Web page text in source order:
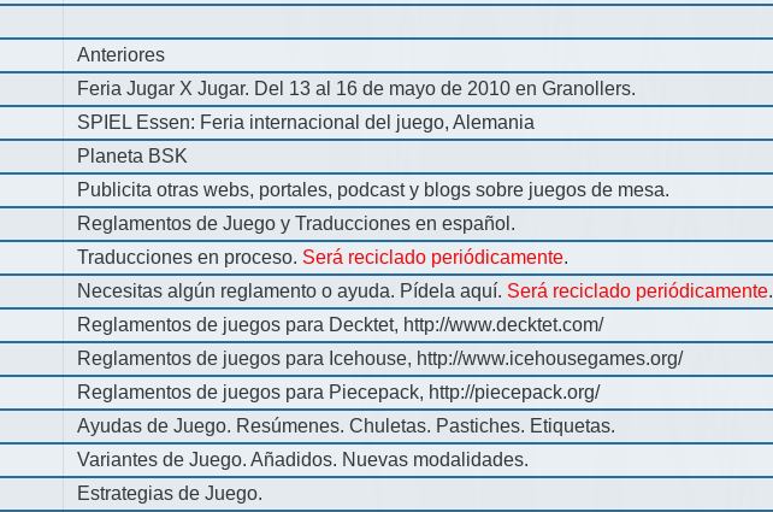
Anteriores
Feria Jugar X Jugar. Del 13 al 16 de mayo de 2010 en Granollers.
SPIEL Essen: Feria internacional del juego, Alemania
Planeta BSK
Publicita otras webs, portales, podcast y blogs sobre juegos de mesa.
Reglamentos de Juego y Traducciones en español.
Traducciones en proceso. Será reciclado periódicamente.
Necesitas algún reglamento o ayuda. Pídela aquí. Será reciclado periódicamente.
Reglamentos de juegos para Decktet, http://www.decktet.com/
Reglamentos de juegos para Icehouse, http://www.icehousegames.org/
Reglamentos de juegos para Piecepack, http://piecepack.org/
Ayudas de Juego. Resúmenes. Chuletas. Pastiches. Etiquetas.
Variantes de Juego. Añadidos. Nuevas modalidades.
Estrategias de Juego.